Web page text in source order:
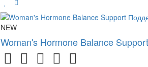
NEW
Woman's Hormone Balance